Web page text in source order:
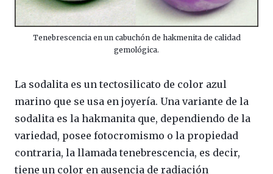
Tenebrescencia en un cabuchón de hakmenita de calidad
gemológica.
La sodalita es un tectosilicato de color azul
marino que se usa en joyería. Una variante de la
sodalita es la hakmanita que, dependiendo de la
variedad, posee fotocromismo o la propiedad
contraria, la llamada tenebrescencia, es decir,
tiene un color en ausencia de radiación